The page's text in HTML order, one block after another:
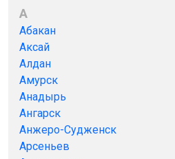
А
Абакан
Аксай
Алдан
Амурск
Анадырь
Ангарск
Анжеро-Судженск
Арсеньев